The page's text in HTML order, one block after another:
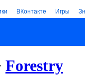
ВКонтакте Игры
Forestry